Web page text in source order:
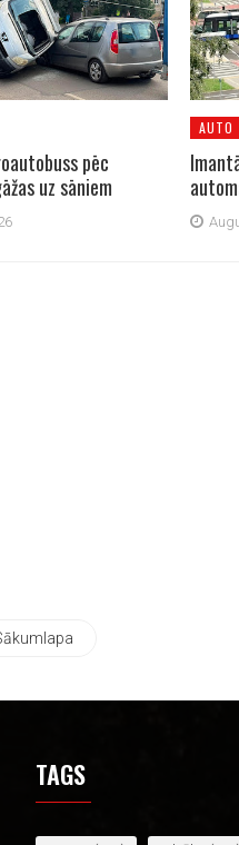
pēc
uz sāniem
AUTO
TAGS